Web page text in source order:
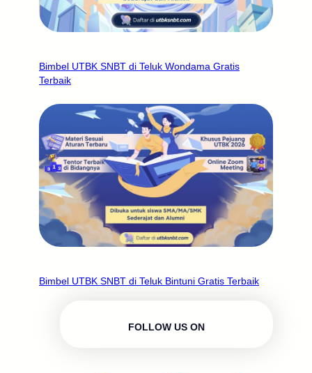
Bimbel UTBK SNBT di Teluk Wondama Gratis
Terbaik
Bimbel UTBK SNBT di Teluk Bintuni Gratis Terbaik
FOLLOW US ON